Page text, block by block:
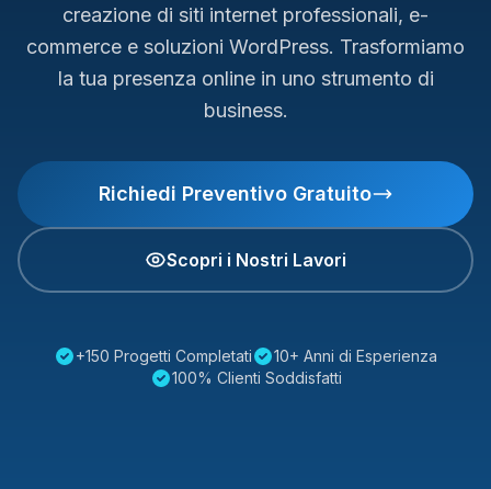
creazione di siti internet professionali, e-
commerce e soluzioni WordPress. Trasformiamo
la tua presenza online in uno strumento di
business.
Richiedi Preventivo Gratuito
Scopri i Nostri Lavori
+150 Progetti Completati
10+ Anni di Esperienza
100% Clienti Soddisfatti